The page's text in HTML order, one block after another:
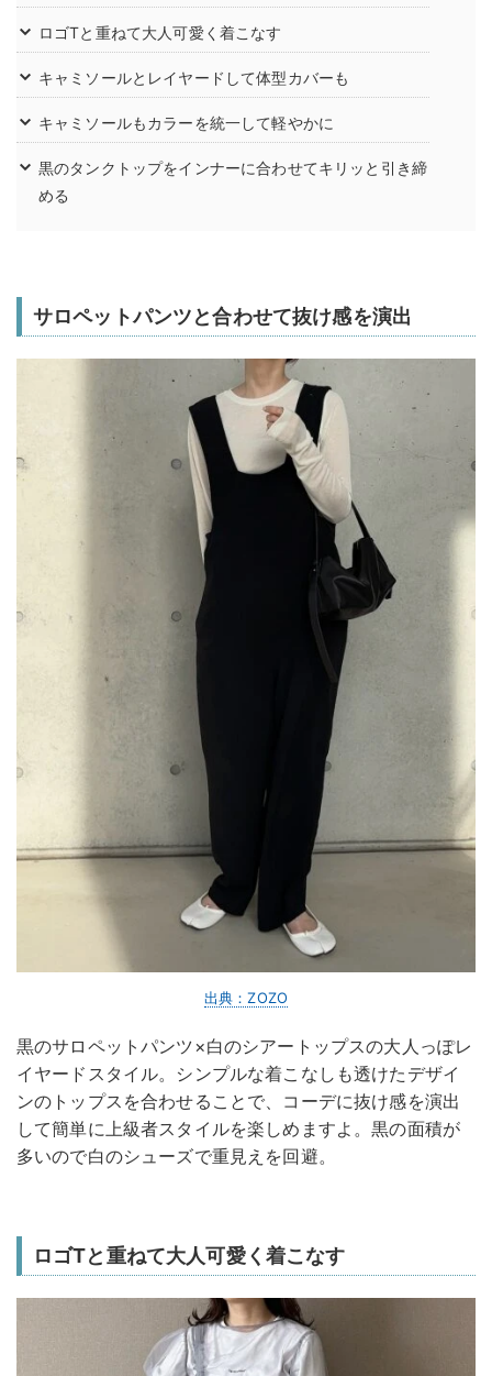
ロゴTと重ねて大人可愛く着こなす
キャミソールとレイヤードして体型カバーも
キャミソールもカラーを統一して軽やかに
黒のタンクトップをインナーに合わせてキリッと引き締
める
サロペットパンツと合わせて抜け感を演出
出典：ZOZO
黒のサロペットパンツ×白のシアートップスの大人っぽレ
イヤードスタイル。シンプルな着こなしも透けたデザイ
ンのトップスを合わせることで、コーデに抜け感を演出
して簡単に上級者スタイルを楽しめますよ。黒の面積が
多いので白のシューズで重見えを回避。
ロゴTと重ねて大人可愛く着こなす